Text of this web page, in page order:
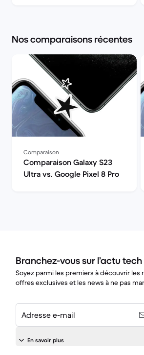
Nos comparaisons récentes
Comparaison
Comparaison Galaxy S23
Ultra vs. Google Pixel 8 Pro
Branchez-vous sur l’actu tech
Soyez parmi les premiers à découvrir les
offres exclusives et les news à ne pas
Adresse e-mail
En savoir plus